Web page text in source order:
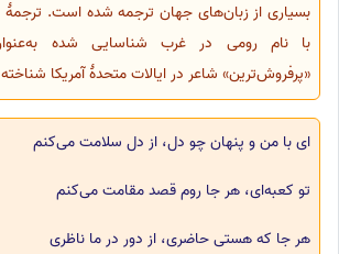
بسیاری از زبان‌های جهان ترجمه شده است.
با نام رومی در غرب شناسایی شده
«پرفروش‌ترین» شاعر در ایالات متحدهٔ آمریکا
ای با من و پنهان چو دل، از دل سلامت می‌کنم
تو کعبه‌ای، هر جا روم قصد مقامت می‌کنم
هر جا که هستی حاضری، از دور در ما ناظری